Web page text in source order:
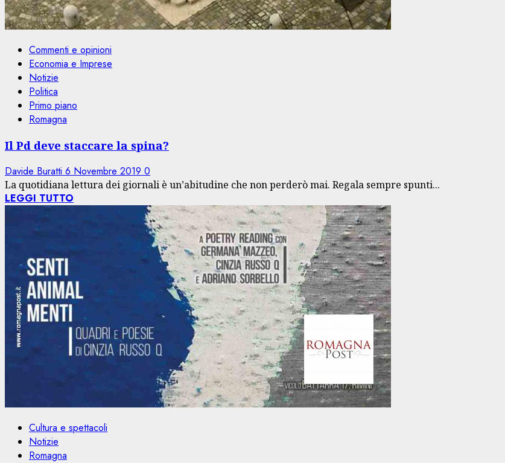
Commenti e opinioni
Economia e Imprese
Notizie
Politica
Primo piano
Romagna
Il Pd deve staccare la spina?
Davide Buratti 6 Novembre 2019 0
La quotidiana lettura dei giornali è un’abitudine che non perderò mai. Regala sempre spunti...
LEGGI TUTTO
Cultura e spettacoli
Notizie
Romagna